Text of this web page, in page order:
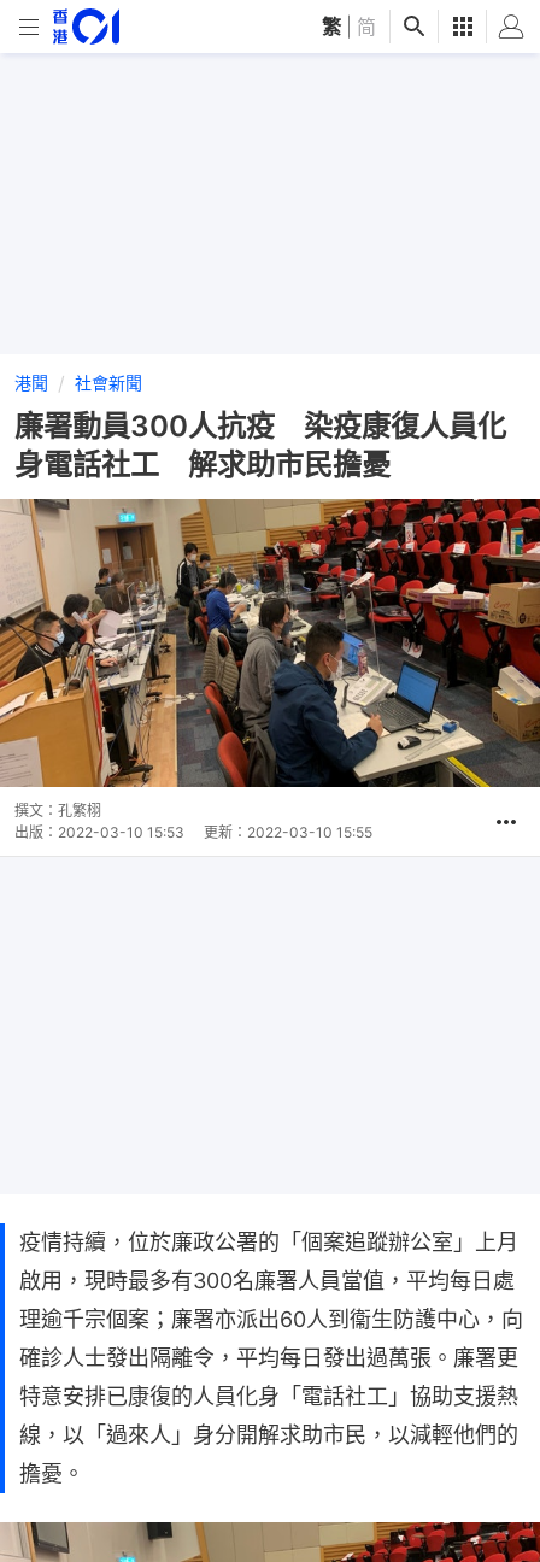
繁 简
港聞 社會新聞
廉署動員300人抗疫 染疫康復人員化
身電話社工 解求助市民擔憂
撰文： 孔繁栩
出版： 2022-03-10 15:53 更新： 2022-03-10 15:55
疫情持續，位於廉政公署的「個案追蹤辦公室」上月
啟用，現時最多有300名廉署人員當值，平均每日處
理逾千宗個案；廉署亦派出60人到衞生防護中心，向
確診人士發出隔離令，平均每日發出過萬張。廉署更
特意安排已康復的人員化身「電話社工」協助支援熱
線，以「過來人」身分開解求助市民，以減輕他們的
擔憂。